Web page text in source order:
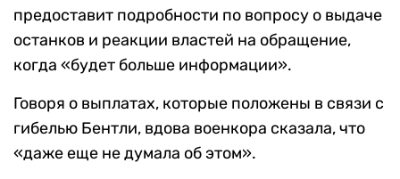
предоставит подробности по вопросу о выдаче
останков и реакции властей на обращение,
когда «будет больше информации».
Говоря о выплатах, которые положены в связи с
гибелью Бентли, вдова военкора сказала, что
«даже еще не думала об этом».